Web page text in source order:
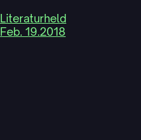
Literaturheld
Feb. 19.2018